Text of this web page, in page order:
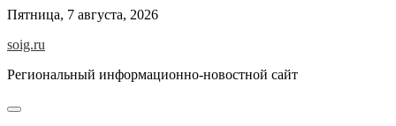
Skip
content
Пятница, 7 августа, 2026
soig.ru
Региональный информационно-новостной сайт